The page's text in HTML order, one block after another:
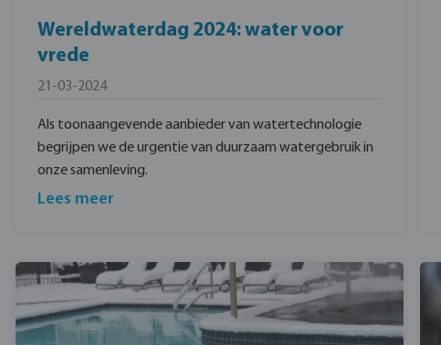
Wereldwaterdag 2024: water voor
vrede
21-03-2024
Als toonaangevende aanbieder van watertechnologie
begrijpen we de urgentie van duurzaam watergebruik in
onze samenleving.
Lees meer